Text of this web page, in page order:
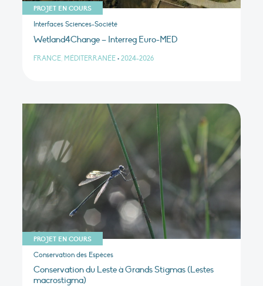
PROJET EN COURS
Interfaces Sciences-Société
Wetland4Change – Interreg Euro-MED
FRANCE, MÉDITERRANÉE • 2024-2026
PROJET EN COURS
Conservation des Espèces
Conservation du Leste à Grands Stigmas (Lestes
macrostigma)